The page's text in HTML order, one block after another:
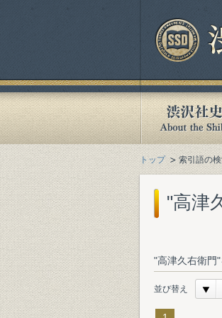
トップ 索引語の
"高津
"高津久右衛
並び替え